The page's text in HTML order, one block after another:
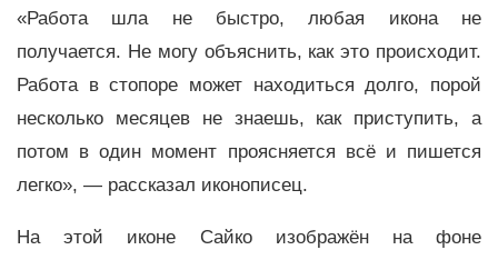
«Работа шла не быстро, любая икона не
получается. Не могу объяснить, как это происходит.
Работа в стопоре может находиться долго, порой
несколько месяцев не знаешь, как приступить, а
потом в один момент проясняется всё и пишется
легко», — рассказал иконописец.
На этой иконе Сайко изображён на фоне